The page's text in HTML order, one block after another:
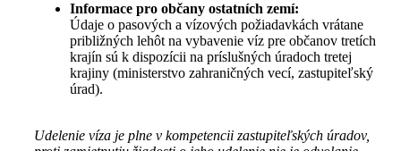
Informace pro občany ostatních zemí:
Údaje o pasových a vízových požiadavkách vrátane
približných lehôt na vybavenie víz pre občanov tretích
krajín sú k dispozícii na príslušných úradoch tretej
krajiny (ministerstvo zahraničných vecí, zastupiteľský
úrad).
Udelenie víza je plne v kompetencii zastupiteľských úradov,